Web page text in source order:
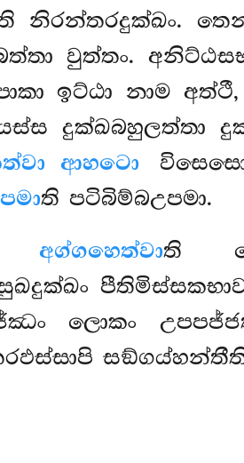
නිරන්තරදුක්ඛං.
වුත්තං.
ඉට්ඨා නාම
දුක්ඛබහුලත්තා
ආහටො
ති පටිබිම්බඋපමා.
අග්ගහෙත්වාති
ලොකං